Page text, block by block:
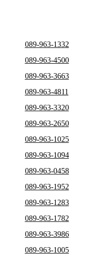
089-963-1332
089-963-4500
089-963-3663
089-963-4811
089-963-3320
089-963-2650
089-963-1025
089-963-1094
089-963-0458
089-963-1952
089-963-1283
089-963-1782
089-963-3986
089-963-1005